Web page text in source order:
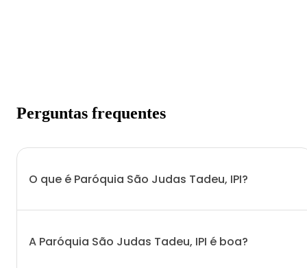
Perguntas frequentes
O que é Paróquia São Judas Tadeu, IPI?
A Paróquia São Judas Tadeu, IPI é boa?